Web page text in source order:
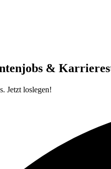
&
Jetzt loslegen!